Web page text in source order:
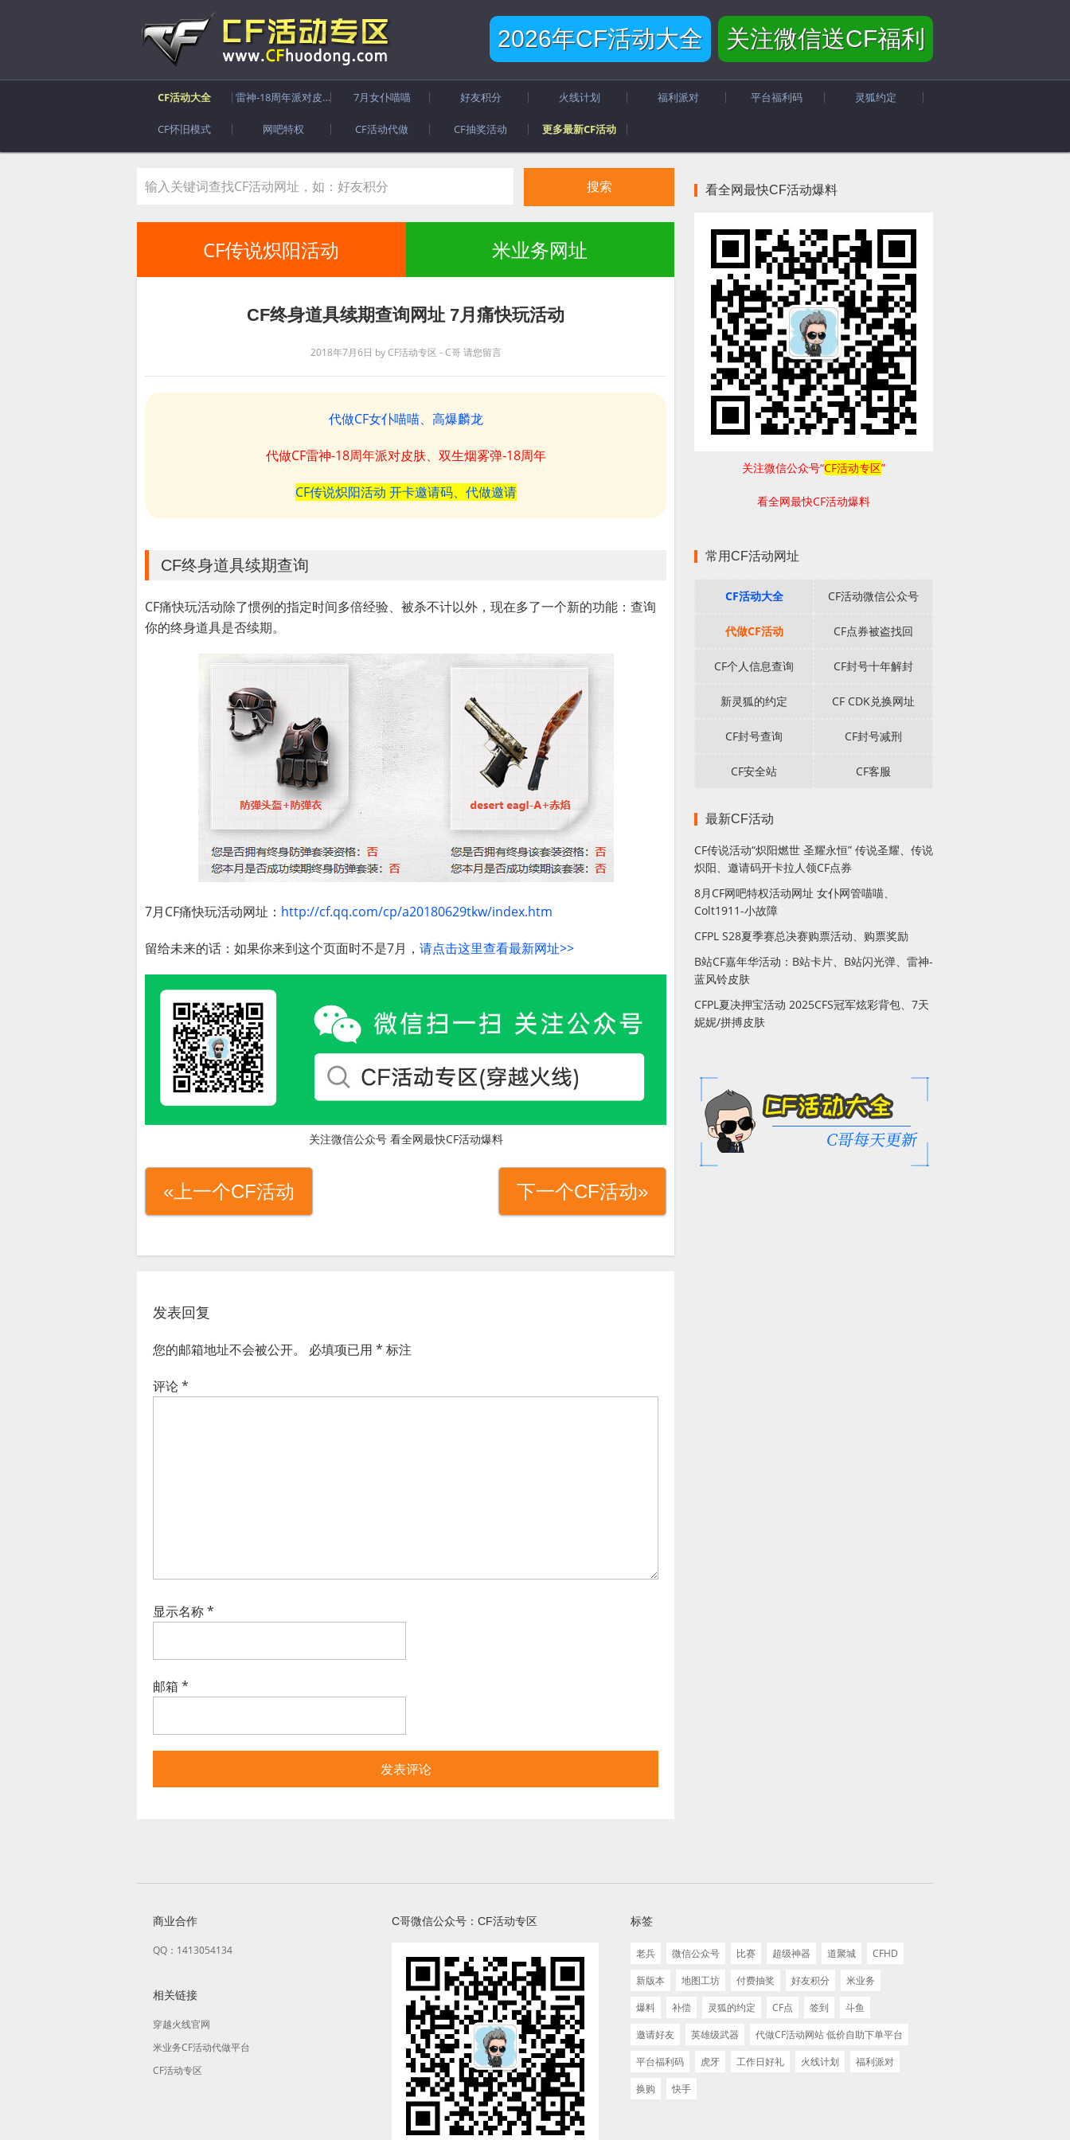
2026年CF活动大全 关注微信送CF福利
CF活动大全 雷神-18周年派对皮肤 7月女仆喵喵 好友积分 火线计划 福利派对 平台福利码 灵狐约定
CF怀旧模式 网吧特权 CF活动代做 CF抽奖活动 更多最新CF活动
CF传说炽阳活动 米业务网址
CF终身道具续期查询网址 7月痛快玩活动
2018年7月6日 byCF活动专区 - C哥 请您留言
代做CF女仆喵喵、高爆麟龙
代做CF雷神-18周年派对皮肤、双生烟雾弹-18周年
CF传说炽阳活动 开卡邀请码、代做邀请
CF终身道具续期查询
CF痛快玩活动除了惯例的指定时间多倍经验、被杀不计以外，现在多了一个新的功能：查询
你的终身道具是否续期。
7月CF痛快玩活动网址： http://cf.qq.com/cp/a20180629tkw/index.htm
留给未来的话：如果你来到这个页面时不是7月， 请点击这里查看最新网址>>
关注微信公众号 看全网最快CF活动爆料
«上一个CF活动 下一个CF活动»
发表回复
您的邮箱地址不会被公开。 必填项已用 * 标注
评论*
显示名称*
邮箱 *
看全网最快CF活动爆料
关注微信公众号“CF活动专区”
看全网最快CF活动爆料
常用CF活动网址
CF活动大全 CF活动微信公众号
代做CF活动 CF点券被盗找回
CF个人信息查询 CF封号十年解封
新灵狐的约定 CF CDK兑换网址
CF封号查询 CF封号减刑
CF安全站 CF客服
最新CF活动
CF传说活动“炽阳燃世 圣耀永恒” 传说圣耀、传说
炽阳、邀请码开卡拉人领CF点券
8月CF网吧特权活动网址 女仆网管喵喵、
Colt1911-小故障
CFPL S28夏季赛总决赛购票活动、购票奖励
B站CF嘉年华活动：B站卡片、B站闪光弹、雷神-
蓝风铃皮肤
CFPL夏决押宝活动 2025CFS冠军炫彩背包、7天
妮妮/拼搏皮肤
商业合作
QQ：1413054134
相关链接
穿越火线官网
米业务CF活动代做平台
CF活动专区
C哥微信公众号：CF活动专区 标签
老兵 微信公众号 比赛 超级神器 道聚城
CFHD
新版本
地图工坊 付费抽奖 好友积分
米业务
爆料
补偿 灵狐的约定 CF点 签到
斗鱼
邀请好友
英雄级武器
代做CF活动网站 低价自助下单平台
平台福利码
虎牙 工作日好礼 火线计划
福利派对
换购
快手